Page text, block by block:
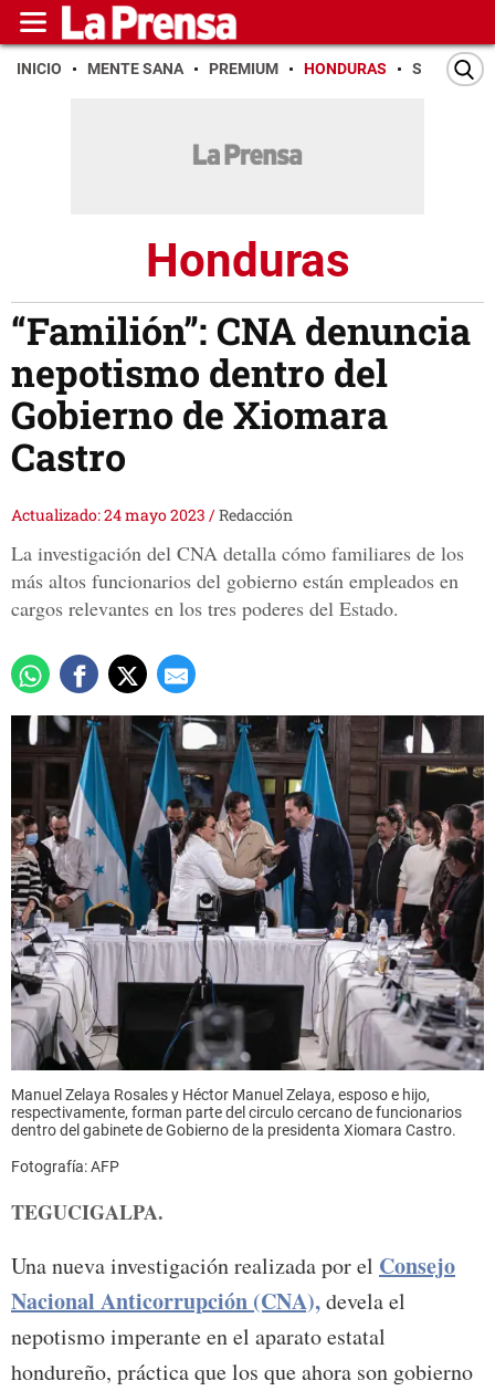
INICIO MENTE SANA PREMIUM HONDURAS SAN PEDRO
Honduras
“Familión”: CNA denuncia
nepotismo dentro del
Gobierno de Xiomara
Castro
Actualizado: 24 mayo 2023 /Redacción
La investigación del CNA detalla cómo familiares de los
más altos funcionarios del gobierno están empleados en
cargos relevantes en los tres poderes del Estado.
Manuel Zelaya Rosales y Héctor Manuel Zelaya, esposo e hijo,
respectivamente, forman parte del circulo cercano de funcionarios
dentro del gabinete de Gobierno de la presidenta Xiomara Castro.
Fotografía: AFP
TEGUCIGALPA.
Una nueva investigación realizada por el Consejo
Nacional Anticorrupción (CNA),devela el
nepotismo imperante en el aparato estatal
hondureño, práctica que los que ahora son gobierno